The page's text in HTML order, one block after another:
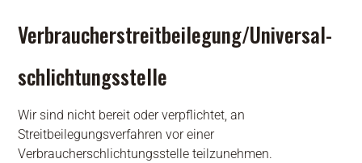
Verbraucher­streit­beilegung/Universal­
schlichtungs­stelle
Wir sind nicht bereit oder verpflichtet, an
Streitbeilegungsverfahren vor einer
Verbraucherschlichtungsstelle teilzunehmen.